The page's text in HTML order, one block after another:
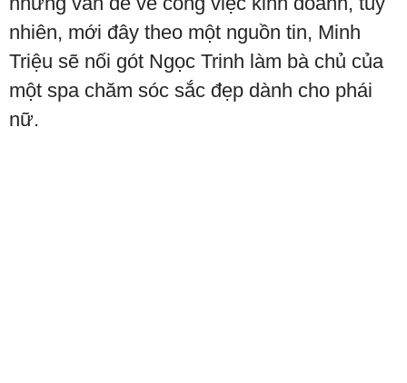
nhiên, mới đây theo một nguồn tin, Minh
Triệu sẽ nối gót Ngọc Trinh làm bà chủ của
một spa chăm sóc sắc đẹp dành cho phái
nữ.